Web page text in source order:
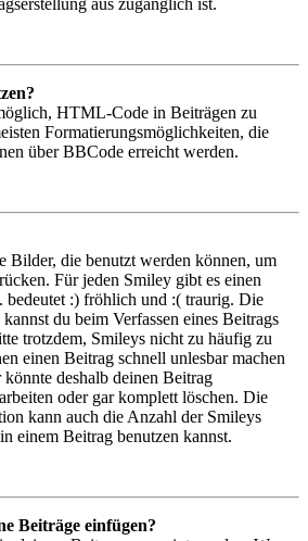
HTML-Code in Beiträgen zu
Formatierungsmöglichkeiten, die
über BBCode erreicht werden.
Bilder, die benutzt werden können, um
Für jeden Smiley gibt es einen
bedeutet :) fröhlich und :( traurig. Die
du beim Verfassen eines Beitrags
trotzdem, Smileys nicht zu häufig zu
einen Beitrag schnell unlesbar machen
deshalb deinen Beitrag
oder gar komplett löschen. Die
kann auch die Anzahl der Smileys
einem Beitrag benutzen kannst.
Beiträge einfügen?